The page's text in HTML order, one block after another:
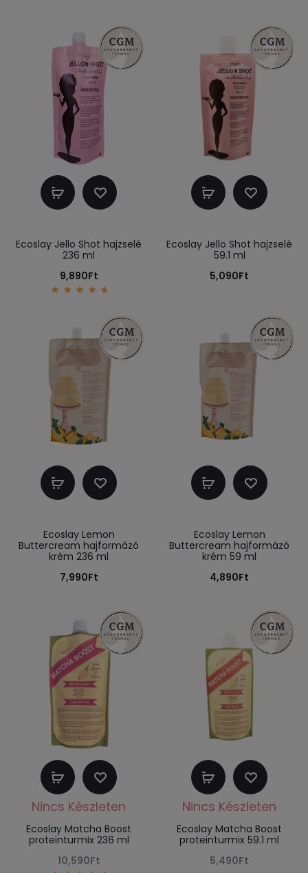
Kosárba
Ecoslay Jello Shot hajzselé
236 ml
9,890Ft
Kosárba
Ecoslay Jello Shot hajzselé
59.1 ml
5,090Ft
Kosárba
Ecoslay Lemon
Buttercream hajformázó
krém 236 ml
7,990Ft
Kosárba
Ecoslay Lemon
Buttercream hajformázó
krém 59 ml
4,890Ft
Tovább
olvasom
Ecoslay Matcha Boost
proteinturmix 236 ml
10,590Ft
Tovább
olvasom
Ecoslay Matcha Boost
proteinturmix 59.1 ml
5,490Ft